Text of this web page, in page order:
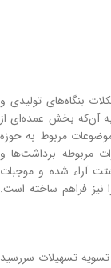
بنگاه‌های تولیدی و
شماره 9000/67701/100 و نظر به آن‌که بخش عمده‌ای از
مربوط به حوزه
مربوطه برداشت‌ها و
آراء شده و موجبات
نیز فراهم ساخته است.
تسهیلات سررسید